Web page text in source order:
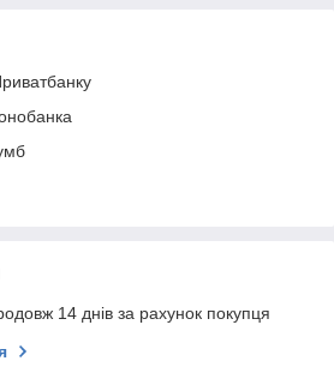
14 днів за рахунок покупця